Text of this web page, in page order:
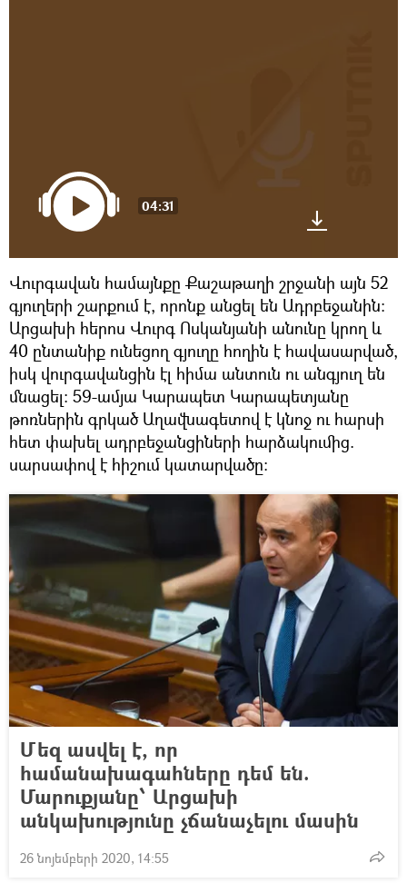
04:31
Վուրգավան համայնքը Քաշաթաղի շրջանի այն 52
գյուղերի շարքում է, որոնք անցել են Ադրբեջանին:
Արցախի հերոս Վուրգ Ոսկանյանի անունը կրող և
40 ընտանիք ունեցող գյուղը հողին է հավասարված,
իսկ վուրգավանցին էլ հիմա անտուն ու անգյուղ են
մնացել: 59-ամյա Կարապետ Կարապետյանը
թոռներին գրկած Աղավնագետով է կնոջ ու հարսի
հետ փախել ադրբեջանցիների հարձակումից.
սարսափով է հիշում կատարվածը։
Մեզ ասվել է, որ
համանախագահները դեմ են.
Մարուքյանը՝ Արցախի
անկախությունը չճանաչելու մասին
26 նոյեմբերի 2020, 14:55